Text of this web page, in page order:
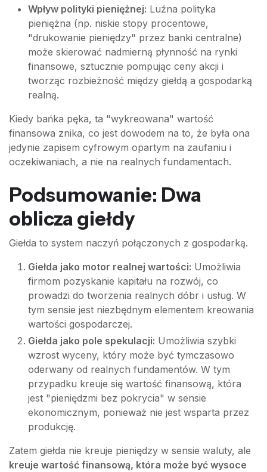
Wpływ polityki pieniężnej: Luźna polityka
pieniężna (np. niskie stopy procentowe,
"drukowanie pieniędzy" przez banki centralne)
może skierować nadmierną płynność na rynki
finansowe, sztucznie pompując ceny akcji i
tworząc rozbieżność między giełdą a gospodarką
realną.
Kiedy bańka pęka, ta "wykreowana" wartość
finansowa znika, co jest dowodem na to, że była ona
jedynie zapisem cyfrowym opartym na zaufaniu i
oczekiwaniach, a nie na realnych fundamentach.
Podsumowanie: Dwa
oblicza giełdy
Giełda to system naczyń połączonych z gospodarką.
Giełda jako motor realnej wartości: Umożliwia
firmom pozyskanie kapitału na rozwój, co
prowadzi do tworzenia realnych dóbr i usług. W
tym sensie jest niezbędnym elementem kreowania
wartości gospodarczej.
Giełda jako pole spekulacji: Umożliwia szybki
wzrost wyceny, który może być tymczasowo
oderwany od realnych fundamentów. W tym
przypadku kreuje się wartość finansową, która
jest "pieniędzmi bez pokrycia" w sensie
ekonomicznym, ponieważ nie jest wsparta przez
produkcję.
Zatem giełda nie kreuje pieniędzy w sensie waluty, ale
kreuje wartość finansową, która może być wysoce